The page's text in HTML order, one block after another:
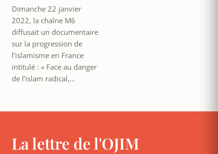
Dimanche 22 janvier
2022, la chaîne M6
diffusait un documentaire
sur la progression de
l’islamisme en France
intitulé : « Face au danger
de l’islam radical,…
La lettre de l'OJIM